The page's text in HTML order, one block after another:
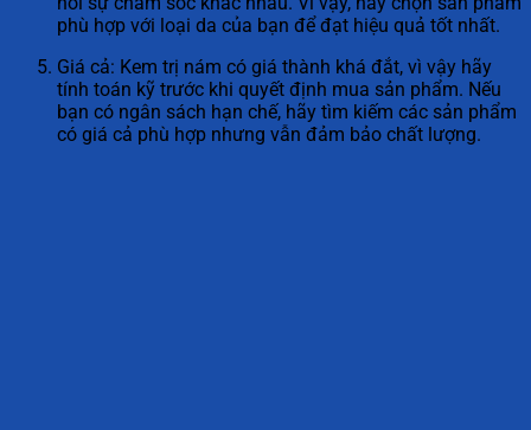
phù hợp với loại da của bạn để đạt hiệu quả tốt nhất.
Giá cả: Kem trị nám có giá thành khá đắt, vì vậy hãy
tính toán kỹ trước khi quyết định mua sản phẩm. Nếu
bạn có ngân sách hạn chế, hãy tìm kiếm các sản phẩm
có giá cả phù hợp nhưng vẫn đảm bảo chất lượng.